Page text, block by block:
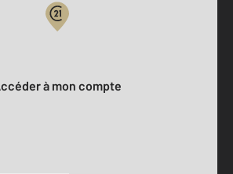
Accéder à mon compte